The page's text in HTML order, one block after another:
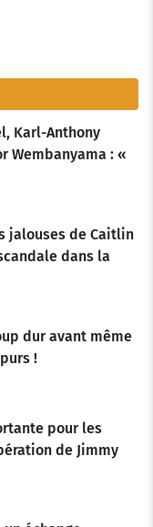
Karl-Anthony
Wembanyama : «
jalouses de Caitlin
dans la
dur avant même
!
pour les
de Jimmy